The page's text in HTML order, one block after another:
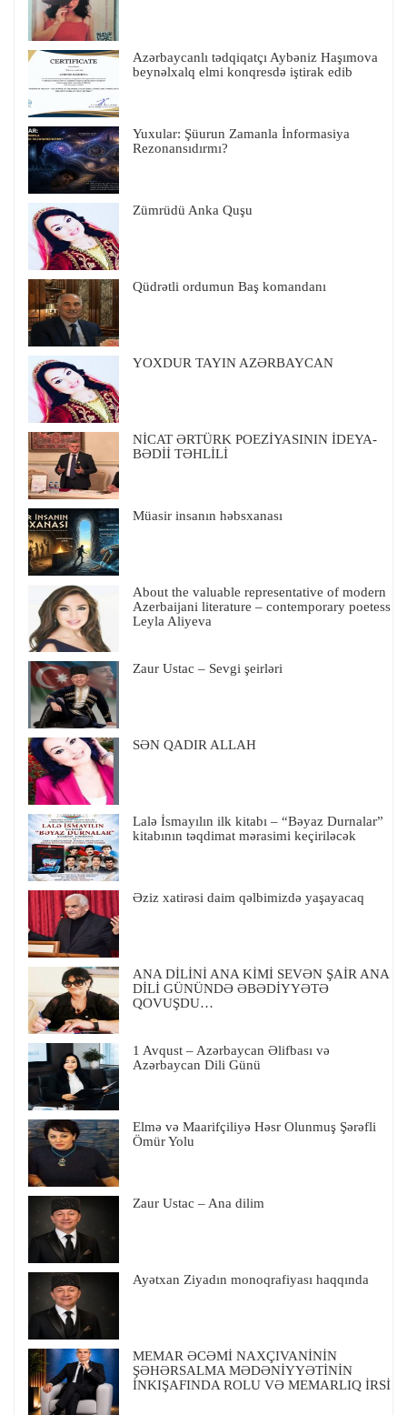
Azərbaycanlı tədqiqatçı Aybəniz Haşımova
beynəlxalq elmi konqresdə iştirak edib
Yuxular: Şüurun Zamanla İnformasiya
Rezonansıdırmı?
Zümrüdü Anka Quşu
Qüdrətli ordumun Baş komandanı
YOXDUR TAYIN AZƏRBAYCAN
NİCAT ƏRTÜRK POEZİYASININ İDEYA-
BƏDİİ TƏHLİLİ
Müasir insanın həbsxanası
About the valuable representative of modern
Azerbaijani literature – contemporary poetess
Leyla Aliyeva
Zaur Ustac – Sevgi şeirləri
SƏN QADIR ALLAH
Lalə İsmayılın ilk kitabı – “Bəyaz Durnalar”
kitabının təqdimat mərasimi keçiriləcək
Əziz xatirəsi daim qəlbimizdə yaşayacaq
ANA DİLİNİ ANA KİMİ SEVƏN ŞAİR ANA
DİLİ GÜNÜNDƏ ƏBƏDİYYƏTƏ
QOVUŞDU…
1 Avqust – Azərbaycan Əlifbası və
Azərbaycan Dili Günü
Elmə və Maarifçiliyə Həsr Olunmuş Şərəfli
Ömür Yolu
Zaur Ustac – Ana dilim
Ayətxan Ziyadın monoqrafiyası haqqında
MEMAR ƏCƏMİ NAXÇIVANİNİN
ŞƏHƏRSALMA MƏDƏNİYYƏTİNİN
İNKIŞAFINDA ROLU VƏ MEMARLIQ İRSİ